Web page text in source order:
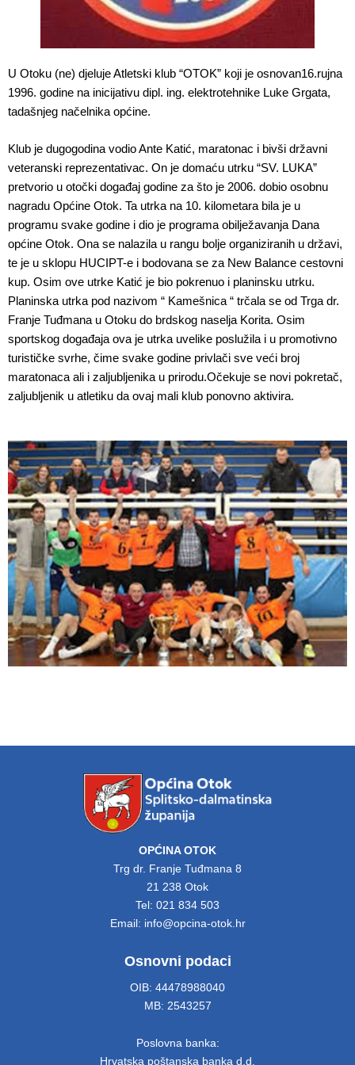
U Otoku (ne) djeluje Atletski klub “OTOK” koji je osnovan16.rujna
1996. godine na inicijativu dipl. ing. elektrotehnike Luke Grgata,
tadašnjeg načelnika općine.
Klub je dugogodina vodio Ante Katić, maratonac i bivši državni
veteranski reprezentativac. On je domaću utrku “SV. LUKA”
pretvorio u otočki događaj godine za što je 2006. dobio osobnu
nagradu Općine Otok. Ta utrka na 10. kilometara bila je u
programu svake godine i dio je programa obilježavanja Dana
općine Otok. Ona se nalazila u rangu bolje organiziranih u državi,
te je u sklopu HUCIPT-e i bodovana se za New Balance cestovni
kup. Osim ove utrke Katić je bio pokrenuo i planinsku utrku.
Planinska utrka pod nazivom “ Kamešnica “ trčala se od Trga dr.
Franje Tuđmana u Otoku do brdskog naselja Korita. Osim
sportskog događaja ova je utrka uvelike poslužila i u promotivno
turističke svrhe, čime svake godine privlači sve veći broj
maratonaca ali i zaljubljenika u prirodu.Očekuje se novi pokretač,
zaljubljenik u atletiku da ovaj mali klub ponovno aktivira.
OPĆINA OTOK
Trg dr. Franje Tuđmana 8
21 238 Otok
Tel: 021 834 503
Email: info@opcina-otok.hr
Osnovni podaci
OIB: 44478988040
MB: 2543257
Poslovna banka:
Hrvatska poštanska banka d.d.